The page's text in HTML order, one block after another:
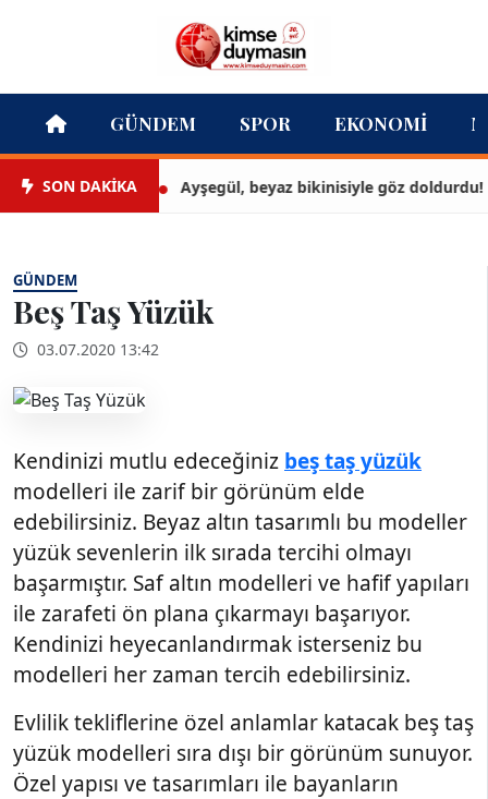
GÜNDEM SPOR EKONOMI
SON DAKİKA Ayşegül, beyaz bikinisiyle göz doldurdu!
GÜNDEM
Beş Taş Yüzük
03.07.2020 13:42
Kendinizi mutlu edeceğiniz beş taş yüzük
modelleri ile zarif bir görünüm elde
edebilirsiniz. Beyaz altın tasarımlı bu modeller
yüzük sevenlerin ilk sırada tercihi olmayı
başarmıştır. Saf altın modelleri ve hafif yapıları
ile zarafeti ön plana çıkarmayı başarıyor.
Kendinizi heyecanlandırmak isterseniz bu
modelleri her zaman tercih edebilirsiniz.
Evlilik tekliflerine özel anlamlar katacak beş taş
yüzük modelleri sıra dışı bir görünüm sunuyor.
Özel yapısı ve tasarımları ile bayanların